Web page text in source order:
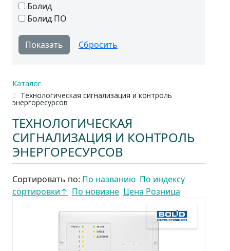
Болид
Болид ПО
Каталог
Технологическая сигнализация и контроль
энергоресурсов
ТЕХНОЛОГИЧЕСКАЯ
СИГНАЛИЗАЦИЯ И КОНТРОЛЬ
ЭНЕРГОРЕСУРСОВ
Сортировать по: По названию По индексу
сортировки↑ По новизне Цена Розница